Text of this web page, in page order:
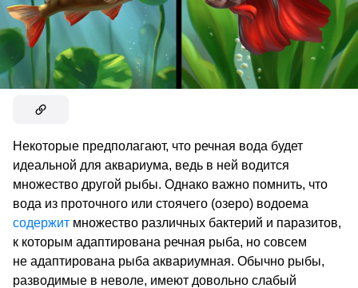
Некоторые предполагают, что речная вода будет
идеальной для аквариума, ведь в ней водится
множество другой рыбы. Однако важно помнить, что
вода из проточного или стоячего (озеро) водоема
содержит множество различных бактерий и паразитов,
к которым адаптирована речная рыба, но совсем
не адаптирована рыба аквариумная. Обычно рыбы,
разводимые в неволе, имеют довольно слабый